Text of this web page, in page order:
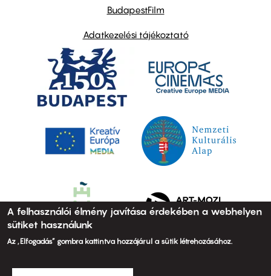
BudapestFilm
Adatkezelési tájékoztató
A felhasználói élmény javítása érdekében a webhelyen
sütiket használunk
Az „Elfogadás” gombra kattintva hozzájárul a sütik létrehozásához.